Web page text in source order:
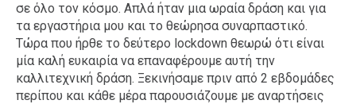
σε όλο τον κόσμο. Απλά ήταν μια ωραία δράση και για
τα εργαστήρια μου και το θεώρησα συναρπαστικό.
Τώρα που ήρθε το δεύτερο lockdown θεωρώ ότι είναι
μία καλή ευκαιρία να επαναφέρουμε αυτή την
καλλιτεχνική δράση. Ξεκινήσαμε πριν από 2 εβδομάδες
περίπου και κάθε μέρα παρουσιάζουμε με αναρτήσεις